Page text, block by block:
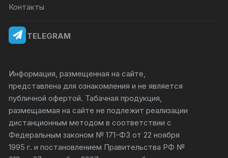
Контакты
TELEGRAM
Информация, размещенная на сайте,
представлена для ознакомления и не является
публичной офертой. Табачная продукция,
размещаемая на сайте не подлежит реализации
дистанционным методом в соответствии с
Федеральным законом № 171-ФЗ от 22 ноября
1995 г. и постановлением Правительства РФ №